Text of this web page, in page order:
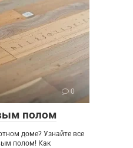
0
полом
доме? Узнайте все
полом! Как